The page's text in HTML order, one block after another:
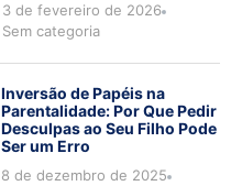
3 de fevereiro de 2026
Sem categoria
Inversão de Papéis na
Parentalidade: Por Que Pedir
Desculpas ao Seu Filho Pode
Ser um Erro
8 de dezembro de 2025